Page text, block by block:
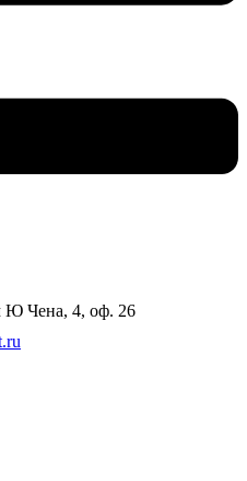
Ю Чена, 4, оф. 26